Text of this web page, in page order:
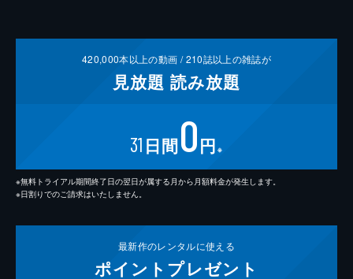
420,000本以上の動画 /210誌以上の雑誌が
見放題 読み放題
31 日間0円 ※
※無料トライアル期間終了日の翌日が属する月から月額料金が発生します。
※日割りでのご請求はいたしません。
最新作のレンタルに使える
ポイント プレゼント